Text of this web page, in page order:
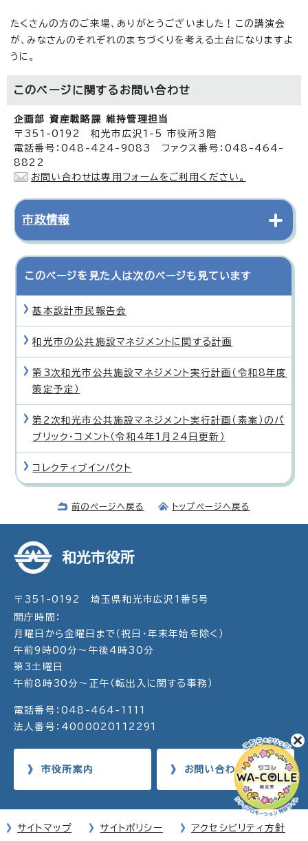
たくさんの方のご来場、ありがとうございました！この講演会
が、みなさんのそれぞれのまちづくりを考える土台になりますよ
うに。
このページに関する お問い合わせ
企画部 資産戦略課 維持管理担当
〒351-0192 和光市広沢1-5 市役所3階
電話番号：048-424-9083 ファクス番号：048-464-
8822
お問い合わせは専用フォームをご利用ください。
市政情報
このページを見た人は次のページも見ています
基本設計市民報告会
和光市の公共施設マネジメントに関する計画
第3次和光市公共施設マネジメント実行計画（令和8年度
策定予定）
第2次和光市公共施設マネジメント実行計画（素案）のパ
ブリック・コメント（令和4年1月24日更新）
コレクティブインパクト
前のページへ戻る トップページへ戻る
和光市役所
〒351-0192 埼玉県和光市広沢1番5号
開庁時間：
月曜日から金曜日まで（祝日・年末年始を除く）
午前9時00分～午後4時30分
第3土曜日
午前8時30分～正午（転出入に関する事務）
電話番号：048-464-1111
法人番号：4000020112291
市役所案内 お問い合わせ
サイトマップ サイトポリシー アクセシビリティ方針